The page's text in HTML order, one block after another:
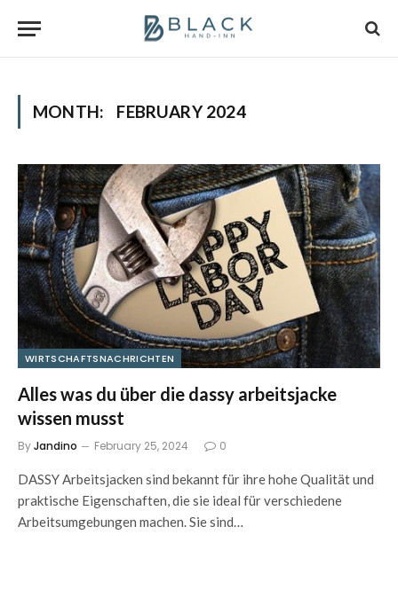
MONTH: FEBRUARY 2024
WIRTSCHAFTSNACHRICHTEN
Alles was du über die dassy arbeitsjacke
wissen musst
ByJandino February 25, 2024 0
DASSY Arbeitsjacken sind bekannt für ihre hohe Qualität und
praktische Eigenschaften, die sie ideal für verschiedene
Arbeitsumgebungen machen. Sie sind…